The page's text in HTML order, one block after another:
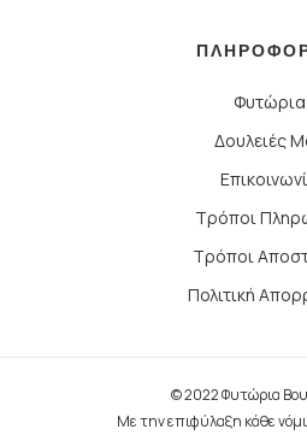
Φυτώρια
Δουλειές
Τρόποι
Τρόποι
Πολιτική
© 2022 Φυτώρια
Με την επιφύλαξη κάθε